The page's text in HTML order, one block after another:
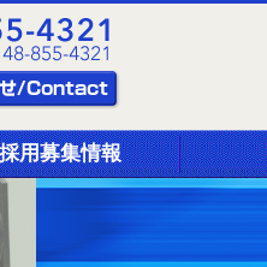
採用募集情報